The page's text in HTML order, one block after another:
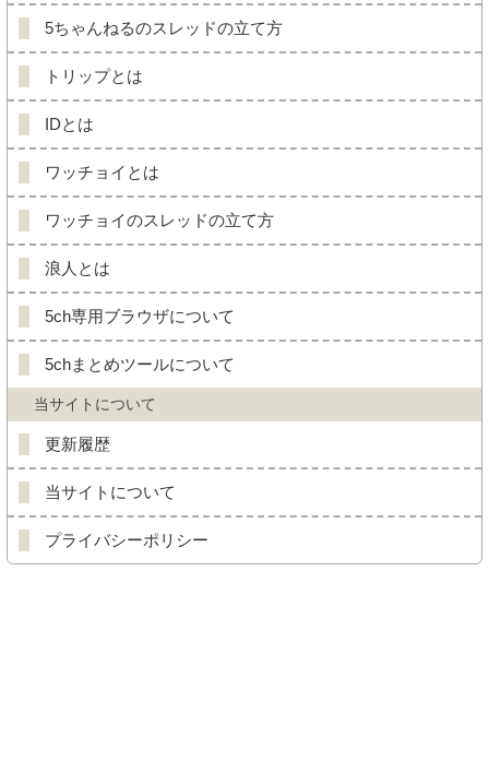
5ちゃんねるのスレッドの立て方
トリップとは
IDとは
ワッチョイとは
ワッチョイのスレッドの立て方
浪人とは
5ch専用ブラウザについて
5chまとめツールについて
当サイトについて
更新履歴
当サイトについて
プライバシーポリシー